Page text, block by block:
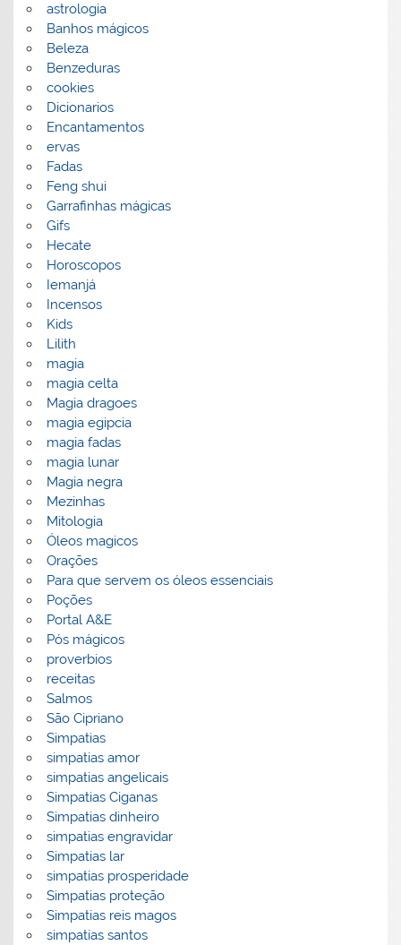
astrologia
Banhos mágicos
Beleza
Benzeduras
cookies
Dicionarios
Encantamentos
ervas
Fadas
Feng shui
Garrafinhas mágicas
Gifs
Hecate
Horoscopos
Iemanjá
Incensos
Kids
Lilith
magia
magia celta
Magia dragoes
magia egipcia
magia fadas
magia lunar
Magia negra
Mezinhas
Mitologia
Óleos magicos
Orações
Para que servem os óleos essenciais
Poções
Portal A&E
Pós mágicos
proverbios
receitas
Salmos
São Cipriano
Simpatias
simpatias amor
simpatias angelicais
Simpatias Ciganas
Simpatias dinheiro
simpatias engravidar
Simpatias lar
simpatias prosperidade
Simpatias proteção
Simpatias reis magos
simpatias santos